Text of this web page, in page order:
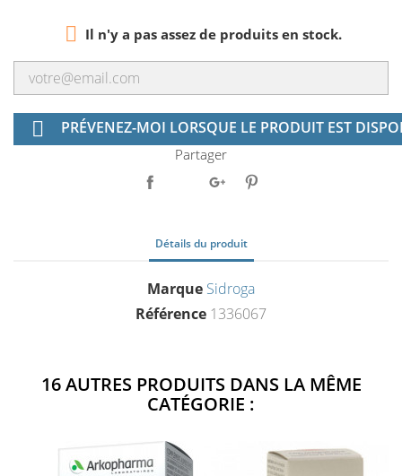
 Il n'y a pas assez de produits en stock.
 PRÉVENEZ-MOI LORSQUE LE PRODUIT EST
Partager
Détails du produit
Marque Sidroga
Référence 1336067
16 AUTRES PRODUITS DANS LA MÊME
CATÉGORIE :